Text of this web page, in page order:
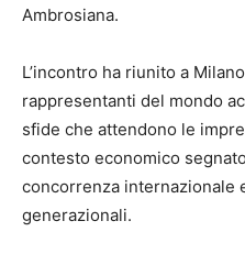
Ambrosiana.
L’incontro ha riunito a
rappresentanti del mondo
sfide che attendono le
contesto economico
concorrenza internazionale
generazionali.